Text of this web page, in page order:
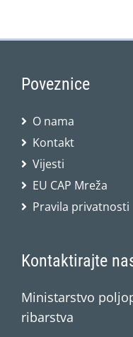
Poveznice
O nama
Kontakt
Vijesti
EU CAP Mreža
Pravila privatnosti
Kontaktirajte
Ministarstvo
ribarstva